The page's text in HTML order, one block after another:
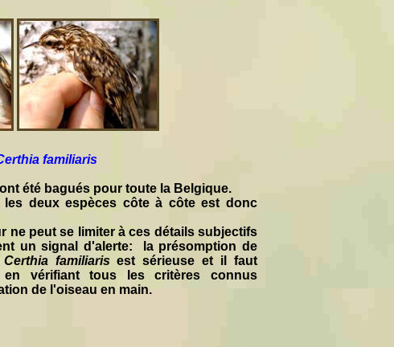
familiaris
été bagués pour toute la Belgique.
les deux espèces côte à côte est donc
ne peut se limiter à ces détails subjectifs
un signal d'alerte: la présomption de
Certhia familiaris est sérieuse et il faut
en vérifiant tous les critères connus
de l'oiseau en main.